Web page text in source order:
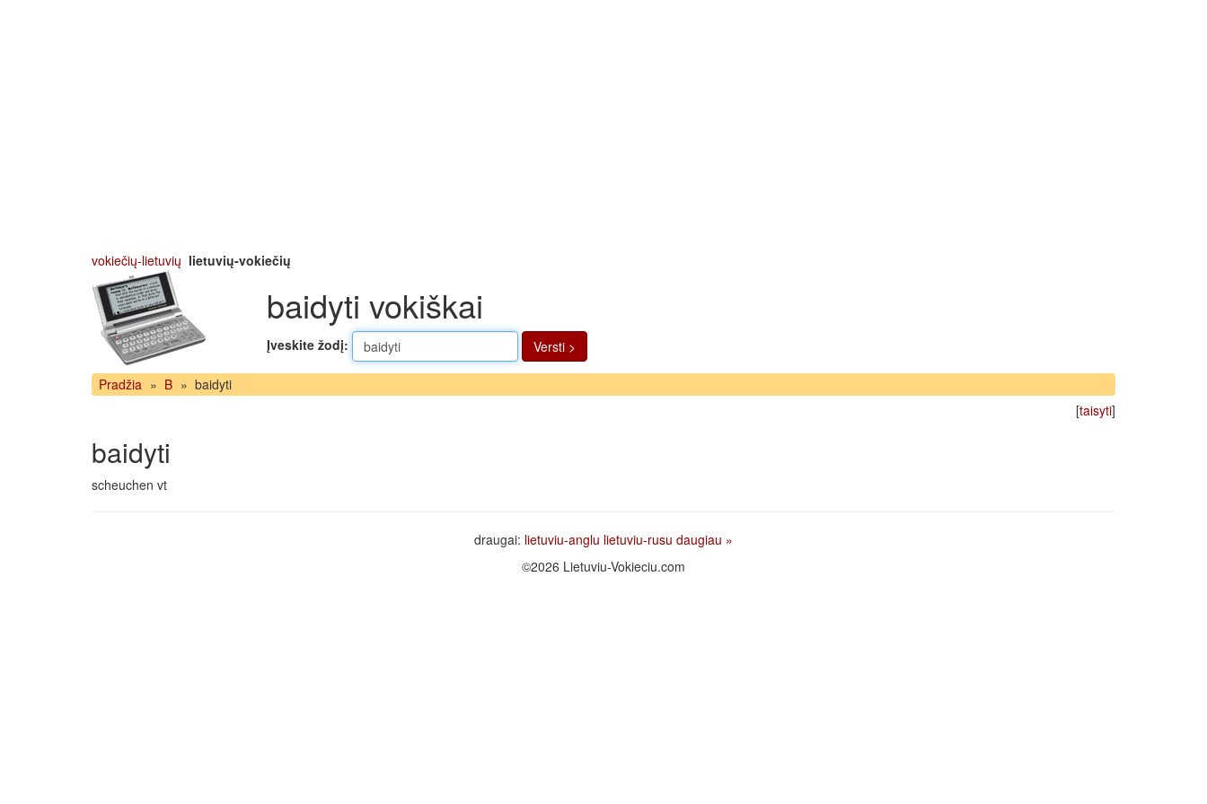
vokiečių-lietuvių lietuvių-vokiečių
baidyti vokiškai
Įveskite žodį: Versti >
Pradžia » B » baidyti
[taisyti]
baidyti
scheuchen vt
draugai: lietuviu-anglu lietuviu-rusu daugiau »
©2026 Lietuviu-Vokieciu.com